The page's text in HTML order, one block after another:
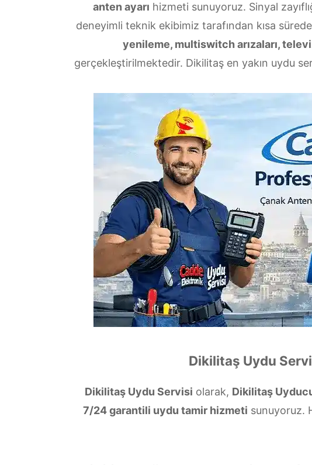
anten ayarı hizmeti sunuyoruz. Sinyal
deneyimli teknik ekibimiz tarafından kısa
yenileme, multiswitch arızaları,
gerçekleştirilmektedir. Dikilitaş en yakın uydu
Dikilitaş Uydu
Dikilitaş Uydu Servisi olarak, Dikilitaş
7/24 garantili uydu tamir hizmeti sunuyoruz.